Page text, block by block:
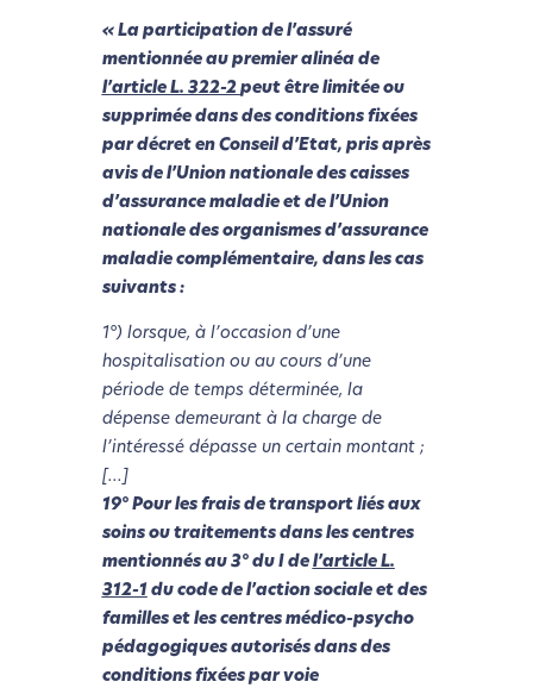
les besoins énergétiques nécessaires à votre
navigation, vous pouvez
le parcourir dans son Mode
Eco. Celui-ci sollicitera très peu nos serveurs et vous
deviendrez ainsi un acteur majeur de
l’écoconception.
Merci pour votre contribution !
Activer le Mode Eco Annuler
« La participation de l’assuré
mentionnée au premier alinéa de
l’article L. 322-2 peut être limitée ou
supprimée dans des conditions fixées
par décret en Conseil d’Etat, pris après
avis de l’Union nationale des caisses
d’assurance maladie et de l’Union
nationale des organismes d’assurance
maladie complémentaire, dans les cas
suivants :
1°) lorsque, à l’occasion d’une
hospitalisation ou au cours d’une
période de temps déterminée, la
dépense demeurant à la charge de
l’intéressé dépasse un certain montant ;
[…]
19° Pour les frais de transport liés aux
soins ou traitements dans les centres
mentionnés au 3° du I de l’article L.
312-1 du code de l’action sociale et des
familles et les centres médico-psycho
pédagogiques autorisés dans des
conditions fixées par voie